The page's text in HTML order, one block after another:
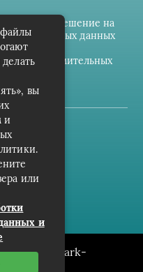
даёте разрешение на
персональных данных
в ознакомительных
сайта: cpark-
вы
и
или
и